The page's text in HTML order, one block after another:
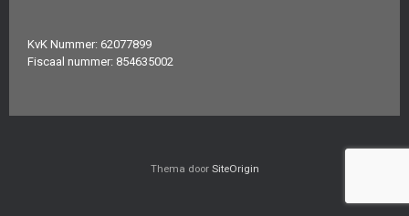
KvK Nummer: 62077899
Fiscaal nummer: 854635002
Thema door SiteOrigin